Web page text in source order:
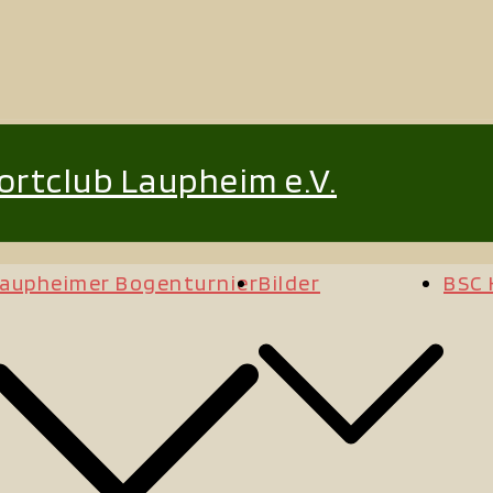
Laupheim e.V.
BogenturnierBilder